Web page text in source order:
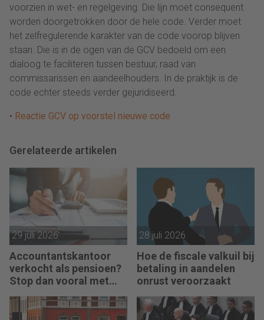
voorzien in wet- en regelgeving. Die lijn moet consequent
worden doorgetrokken door de hele code. Verder moet
het zelfregulerende karakter van de code voorop blijven
staan. Die is in de ogen van de GCV bedoeld om een
dialoog te faciliteren tussen bestuur, raad van
commissarissen en aandeelhouders. In de praktijk is de
code echter steeds verder gejuridiseerd.
• Reactie GCV op voorstel nieuwe code
Gerelateerde artikelen
29 juli 2026
Accountantskantoor
verkocht als pensioen?
Stop dan vooral met
werken
28 juli 2026
Hoe de fiscale valkuil bij
betaling in aandelen
onrust veroorzaakt